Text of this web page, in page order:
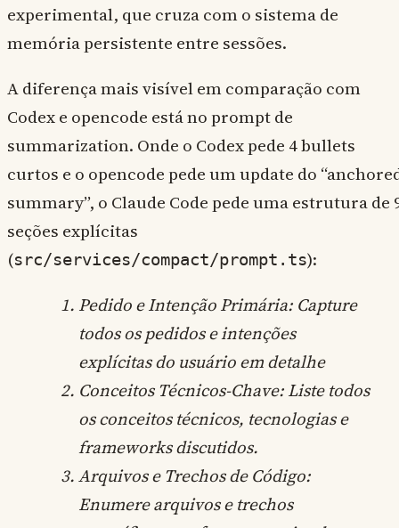
experimental, que cruza com o sistema de
memória persistente entre sessões.
A diferença mais visível em comparação com
Codex e opencode está no prompt de
summarization. Onde o Codex pede 4 bullets
curtos e o opencode pede um update do
summary”, o Claude Code pede uma estrutura de
seções explícitas
(src/services/compact/prompt.ts):
Pedido e Intenção Primária: Capture
todos os pedidos e intenções
explícitas do usuário em detalhe
Conceitos Técnicos-Chave: Liste todos
os conceitos técnicos, tecnologias e
frameworks discutidos.
Arquivos e Trechos de Código:
Enumere arquivos e trechos